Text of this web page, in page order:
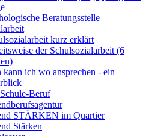
Beratungsstelle
kurz erklärt
der Schulsozialarbeit (6
kann ich wo ansprechen - ein
Beruf
STÄRKEN im Quartier
Stärken